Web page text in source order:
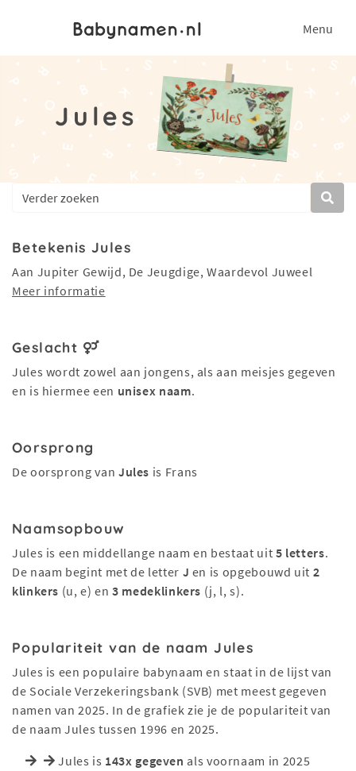
Menu
Jules
Betekenis Jules
Aan Jupiter Gewijd, De Jeugdige, Waardevol Juweel
Meer informatie
Geslacht
Jules wordt zowel aan jongens, als aan meisjes gegeven
en is hiermee een unisex naam.
Oorsprong
De oorsprong van Jules is Frans
Naamsopbouw
Jules is een middellange naam en bestaat uit 5 letters.
De naam begint met de letter J en is opgebouwd uit 2
klinkers (u, e) en3 medeklinkers (j, l, s).
Populariteit van de naam Jules
Jules is een populaire babynaam en staat in de lijst van
de Sociale Verzekeringsbank (SVB) met meest gegeven
namen van 2025. In de grafiek zie je de populariteit van
de naam Jules tussen 1996 en 2025.
Jules is 143x gegeven als voornaam in 2025